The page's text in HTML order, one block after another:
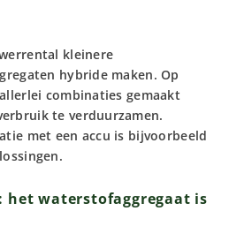
kleinere
hybride maken. Op
combinaties gemaakt
te verduurzamen.
met een accu is bijvoorbeeld
het waterstofaggregaat is